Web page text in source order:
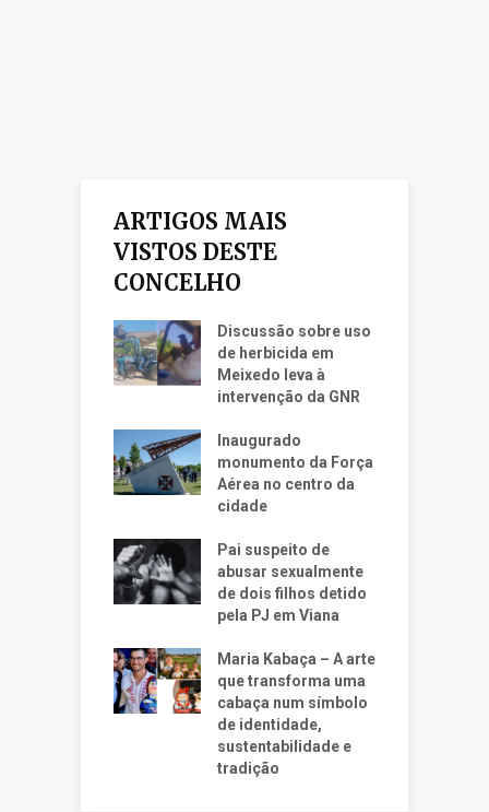
ARTIGOS MAIS
VISTOS DESTE
CONCELHO
Discussão sobre uso
de herbicida em
Meixedo leva à
intervenção da GNR
Inaugurado
monumento da Força
Aérea no centro da
cidade
Pai suspeito de
abusar sexualmente
de dois filhos detido
pela PJ em Viana
Maria Kabaça – A arte
que transforma uma
cabaça num símbolo
de identidade,
sustentabilidade e
tradição